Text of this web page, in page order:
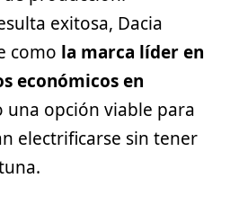
exitosa, Dacia
como la marca líder en
económicos en
una opción viable para
electrificarse sin tener